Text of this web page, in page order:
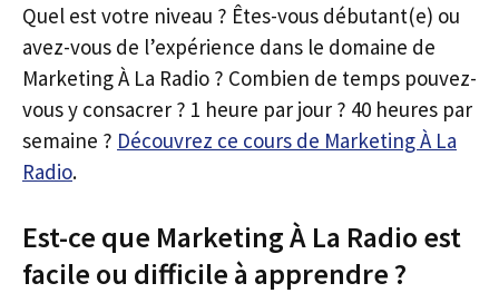
Quel est votre niveau ? Êtes-vous débutant(e) ou
avez-vous de l’expérience dans le domaine de
Marketing À La Radio ? Combien de temps pouvez-
vous y consacrer ? 1 heure par jour ? 40 heures par
semaine ? Découvrez ce cours de Marketing À La
Radio.
Est-ce que Marketing À La Radio est
facile ou difficile à apprendre ?